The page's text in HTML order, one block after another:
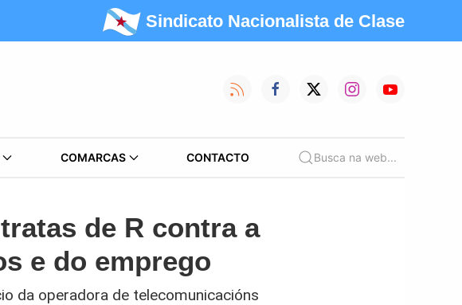
Sindicato Nacionalista de Clase
COMARCAS CONTACTO Busca na web...
de R contra a
e do emprego
da operadora de telecomunicacións